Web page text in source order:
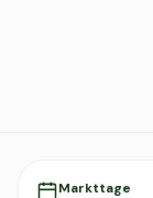
Markttage